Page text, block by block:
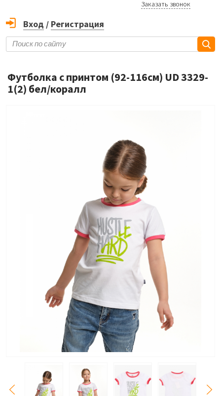
Заказать звонок
Вход / Регистрация
Футболка с принтом (92-116см) UD 3329-
1(2) бел/коралл